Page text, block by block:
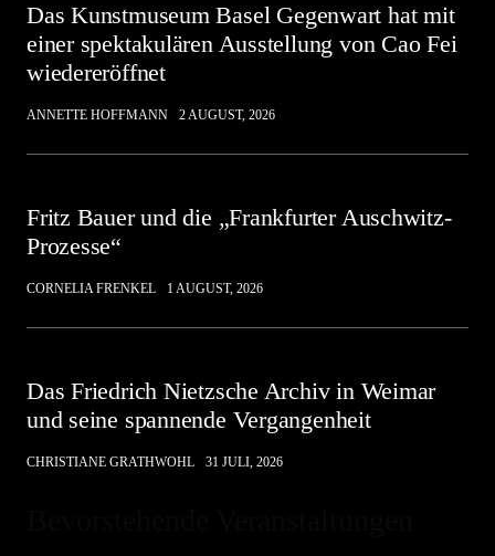
Das Kunstmuseum Basel Gegenwart hat mit
einer spektakulären Ausstellung von Cao Fei
wiedereröffnet
ANNETTE HOFFMANN 2 AUGUST, 2026
Fritz Bauer und die „Frankfurter Auschwitz-
Prozesse“
CORNELIA FRENKEL 1 AUGUST, 2026
Das Friedrich Nietzsche Archiv in Weimar
und seine spannende Vergangenheit
CHRISTIANE GRATHWOHL 31 JULI, 2026